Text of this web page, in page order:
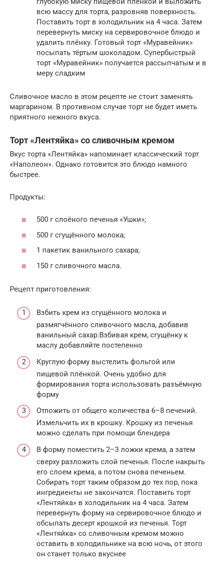
всю массу для торта, разровняв поверхность.
Поставить торт в холодильник на 4 часа. Затем
перевернуть миску на сервировочное блюдо и
удалить плёнку. Готовый торт «Муравейник»
посыпать тёртым шоколадом. Супербыстрый
торт «Муравейник» получается рассыпчатым и в
меру сладким
Сливочное масло в этом рецепте не стоит заменять
маргарином. В противном случае торт не будет иметь
приятного нежного вкуса.
Торт «Лентяйка» со сливочным кремом
Вкус торта «Лентяйка» напоминает классический торт
«Наполеон». Однако готовится это блюдо намного
быстрее.
Продукты:
500 г слоёного печенья «Ушки»;
500 г сгущённого молока;
1 пакетик ванильного сахара;
150 г сливочного масла.
Рецепт приготовления:
Взбить крем из сгущённого молока и
размягчённого сливочного масла, добавив
ванильный сахар.Взбивая крем, сгущёнку к
маслу добавляйте постепенно
Круглую форму выстелить фольгой или
пищевой плёнкой. Очень удобно для
формирования торта использовать разъёмную
форму
Отложить от общего количества 6–8 печений.
Измельчить их в крошку. Крошку из печенья
можно сделать при помощи блендера
В форму поместить 2–3 ложки крема, а затем
сверху разложить слой печенья. После накрыть
его слоем крема, а потом снова печеньем.
Собирать торт таким образом до тех пор, пока
ингредиенты не закончатся. Поставить торт
«Лентяйка» в холодильник на 4 часа. Затем
перевернуть форму на сервировочное блюдо и
обсыпать десерт крошкой из печенья. Торт
«Лентяйка» со сливочным кремом можно
оставить в холодильнике на всю ночь, от этого
он станет только вкуснее